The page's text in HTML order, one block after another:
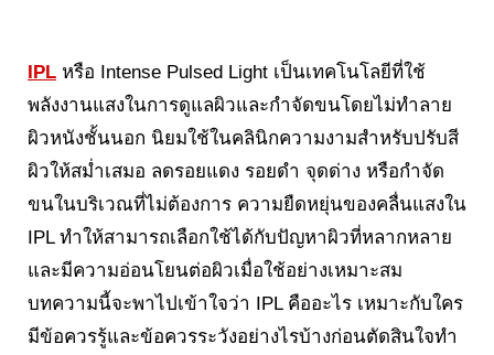
IPL หรือ Intense Pulsed Light เป็นเทคโนโลยีที่ใช้
พลังงานแสงในการดูแลผิวและกำจัดขนโดยไม่ทำลาย
ผิวหนังชั้นนอก นิยมใช้ในคลินิกความงามสำหรับปรับสี
ผิวให้สม่ำเสมอ ลดรอยแดง รอยดำ จุดด่าง หรือกำจัด
ขนในบริเวณที่ไม่ต้องการ ความยืดหยุ่นของคลื่นแสงใน
IPL ทำให้สามารถเลือกใช้ได้กับปัญหาผิวที่หลากหลาย
และมีความอ่อนโยนต่อผิวเมื่อใช้อย่างเหมาะสม
บทความนี้จะพาไปเข้าใจว่า IPL คืออะไร เหมาะกับใคร
มีข้อควรรู้และข้อควรระวังอย่างไรบ้างก่อนตัดสินใจทำ